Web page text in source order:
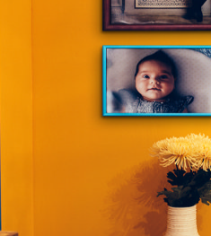
Выберите из списка: